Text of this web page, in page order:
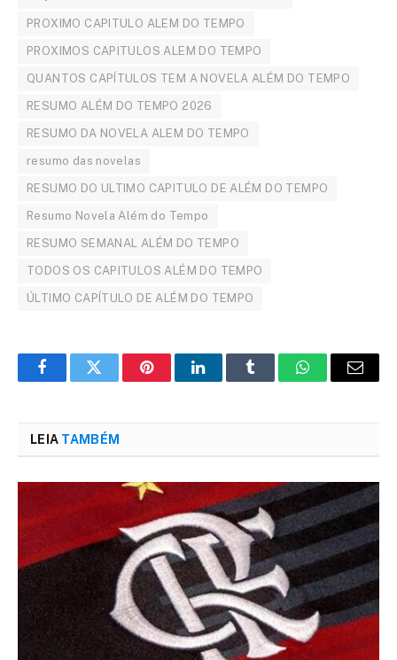
PROXIMO CAPITULO ALEM DO TEMPO
PROXIMOS CAPITULOS ALEM DO TEMPO
QUANTOS CAPÍTULOS TEM A NOVELA ALÉM DO TEMPO
RESUMO ALÉM DO TEMPO 2026
RESUMO DA NOVELA ALEM DO TEMPO
resumo das novelas
RESUMO DO ULTIMO CAPITULO DE ALÉM DO TEMPO
Resumo Novela Além do Tempo
RESUMO SEMANAL ALÉM DO TEMPO
TODOS OS CAPITULOS ALÉM DO TEMPO
ÚLTIMO CAPÍTULO DE ALÉM DO TEMPO
FacebookTwitter PinterestLinkedInTumblr WhatsAppEmail
LEIA TAMBÉM